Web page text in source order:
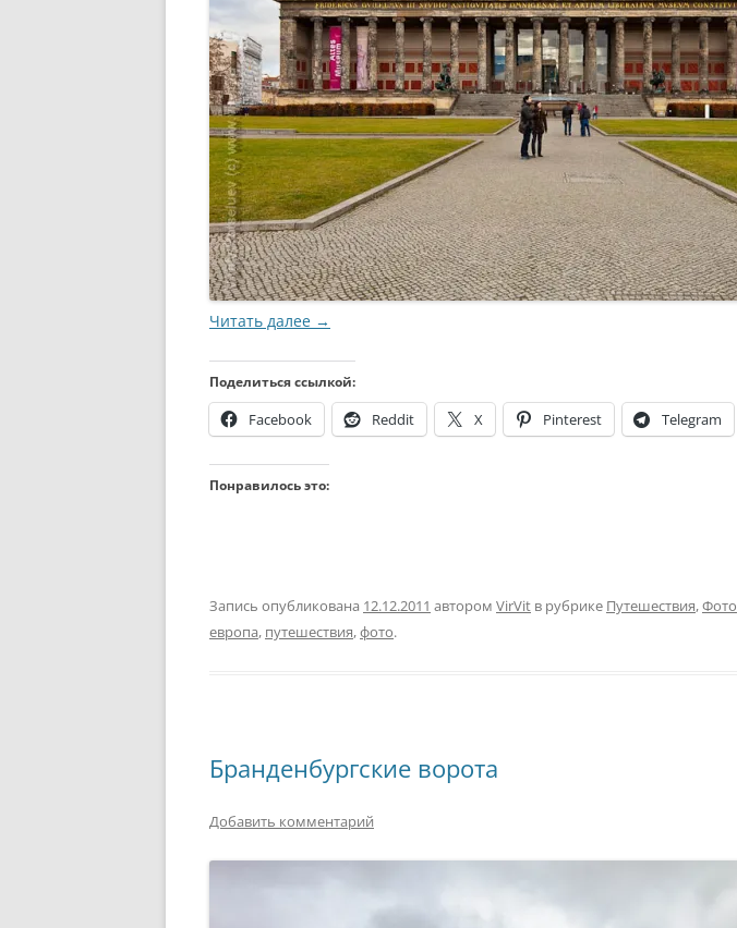
Читать далее →
Поделиться ссылкой:
Facebook Reddit X Pinterest Telegram
Понравилось это:
Запись опубликована 12.12.2011 автором VirVit в рубрике Путешествия,Фото
европа, путешествия,фото.
Бранденбургские ворота
Добавить комментарий